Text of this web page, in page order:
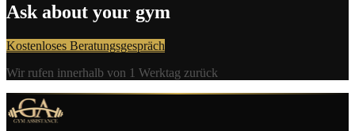
Ask about your gym
Kostenloses Beratungsgespräch
Wir rufen innerhalb von 1 Werktag zurück